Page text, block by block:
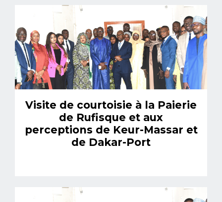
Visite de courtoisie à la Paierie
de Rufisque et aux
perceptions de Keur-Massar et
de Dakar-Port